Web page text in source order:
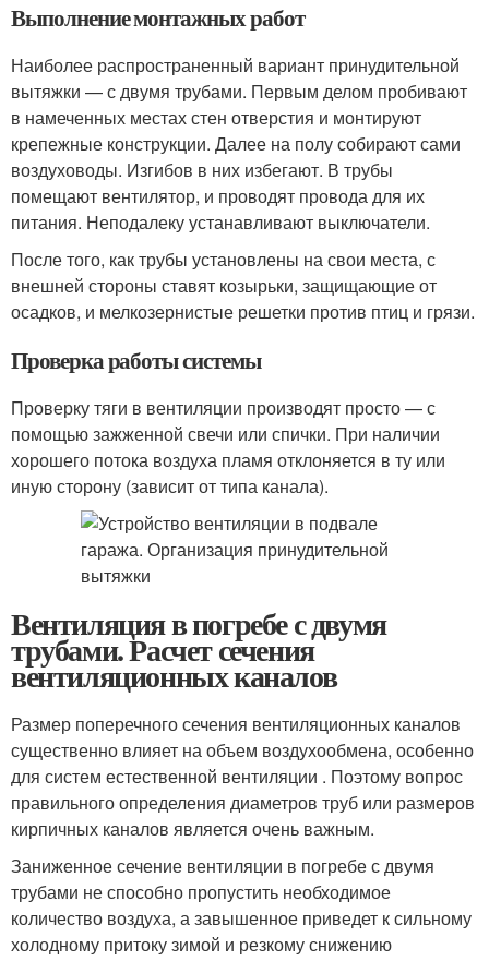
Выполнение монтажных работ
Наиболее распространенный вариант принудительной
вытяжки — с двумя трубами. Первым делом пробивают
в намеченных местах стен отверстия и монтируют
крепежные конструкции. Далее на полу собирают сами
воздуховоды. Изгибов в них избегают. В трубы
помещают вентилятор, и проводят провода для их
питания. Неподалеку устанавливают выключатели.
После того, как трубы установлены на свои места, с
внешней стороны ставят козырьки, защищающие от
осадков, и мелкозернистые решетки против птиц и грязи.
Проверка работы системы
Проверку тяги в вентиляции производят просто — с
помощью зажженной свечи или спички. При наличии
хорошего потока воздуха пламя отклоняется в ту или
иную сторону (зависит от типа канала).
Вентиляция в погребе с двумя
трубами. Расчет сечения
вентиляционных каналов
Размер поперечного сечения вентиляционных каналов
существенно влияет на объем воздухообмена, особенно
для систем естественной вентиляции . Поэтому вопрос
правильного определения диаметров труб или размеров
кирпичных каналов является очень важным.
Заниженное сечение вентиляции в погребе с двумя
трубами не способно пропустить необходимое
количество воздуха, а завышенное приведет к сильному
холодному притоку зимой и резкому снижению